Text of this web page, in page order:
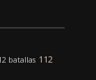
batallas 112